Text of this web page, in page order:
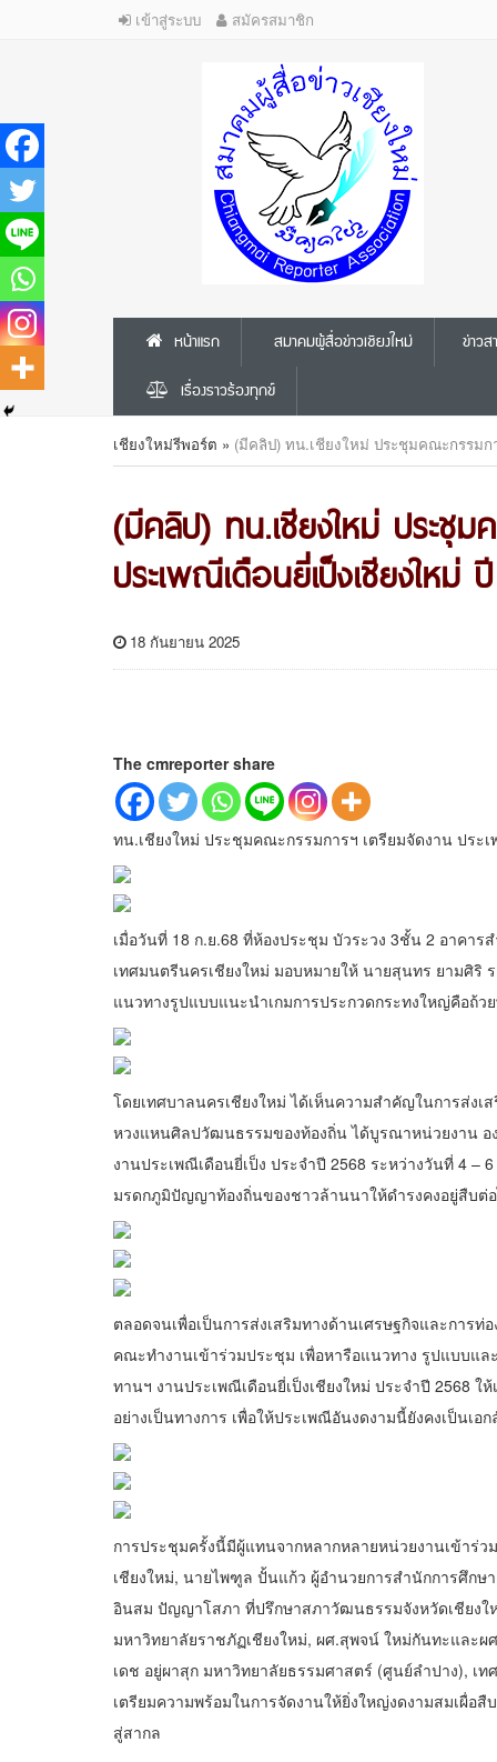
เข้าสู่ระบบ สมัครสมาชิก
หน้าแรก สมาคมผู้สื่อข่าวเชียงใหม่
ข่าว
เรื่องราวร้องทุกข์
เชียงใหม่รีพอร์ต » (มีคลิป) ทน.เชียงใหม่ ประชุมคณะกรรมก
(มีคลิป) ทน.เชียงใหม่ ประชุ
ประเพณีเดือนยี่เป็งเชียงใหม่
18 กันยายน 2025
The cmreporter share
ทน.เชียงใหม่ ประชุมคณะกรรมการฯ เตรียมจัดงาน ประเ
เมื่อวันที่ 18 ก.ย.68 ที่ห้องประชุม บัวระวง 3ชั้น 2 อาคา
เทศมนตรีนครเชียงใหม่ มอบหมายให้ นายสุนทร ยามศิริ
แนวทางรูปแบบแนะนำเกมการประกวดกระทงใหญ่คือถ้ว
โดยเทศบาลนครเชียงใหม่ ได้เห็นความสำคัญในการส่
หวงแหนศิลปวัฒนธรรมของท้องถิ่น ได้บูรณาหน่วยงาน อ
งานประเพณีเดือนยี่เป็ง ประจำปี 2568 ระหว่างวันที่ 4
มรดกภูมิปัญญาท้องถิ่นของชาวล้านนาให้ดำรงคงอยู่สืบต่
ตลอดจนเพื่อเป็นการส่งเสริมทางด้านเศรษฐกิจและการ
คณะทำงานเข้าร่วมประชุม เพื่อหารือแนวทาง รูปแบบแ
ทานฯ งานประเพณีเดือนยี่เป็งเชียงใหม่ ประจำปี 2568
อย่างเป็นทางการ เพื่อให้ประเพณีอันงดงามนี้ยังคงเป็น
การประชุมครั้งนี้มีผู้แทนจากหลากหลายหน่วยงานเข้าร่
เชียงใหม่, นายไพฑูล ปั้นแก้ว ผู้อำนวยการสำนักการศึกษ
อินสม ปัญญาโสภา ที่ปรึกษาสภาวัฒนธรรมจังหวัดเชียง
มหาวิทยาลัยราชภัฏเชียงใหม่, ผศ.สุพจน์ ใหม่กันทะและ
เดช อยู่ผาสุก มหาวิทยาลัยธรรมศาสตร์ (ศูนย์ลำปาง), เ
เตรียมความพร้อมในการจัดงานให้ยิ่งใหญ่งดงามสมเผื่
สู่สากล